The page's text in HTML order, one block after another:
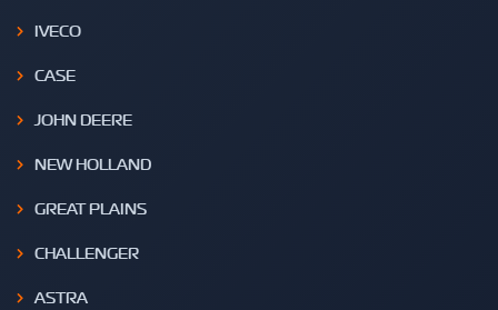
IVECO
CASE
JOHN DEERE
NEW HOLLAND
GREAT PLAINS
CHALLENGER
ASTRA